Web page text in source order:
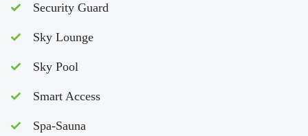
Security Guard
Sky Lounge
Sky Pool
Smart Access
Spa-Sauna